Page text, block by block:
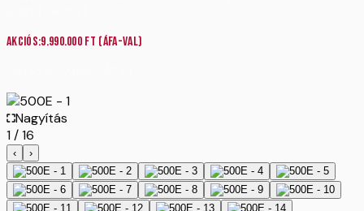
Akciós:9.990.000 Ft (ÁFA-val)
Nagyítás
1/16
‹ ›